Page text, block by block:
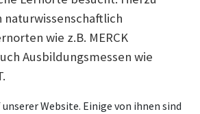
naturwissenschaftlich
wie z.B. MERCK
Ausbildungsmessen wie
Website. Einige von ihnen sind